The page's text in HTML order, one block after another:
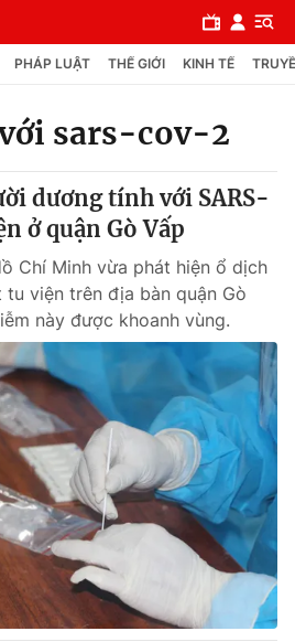
PHÁP LUẬT THẾ GIỚI KINH TẾ
sars-cov-2
dương tính với SARS-
ở quận Gò Vấp
Chí Minh vừa phát hiện ổ dịch
tu viện trên địa bàn quận Gò
này được khoanh vùng.